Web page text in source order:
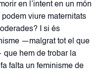
en l’intent en un món
viure maternitats
I si és
—malgrat tot el que
hem de trobar la
falta un feminisme de